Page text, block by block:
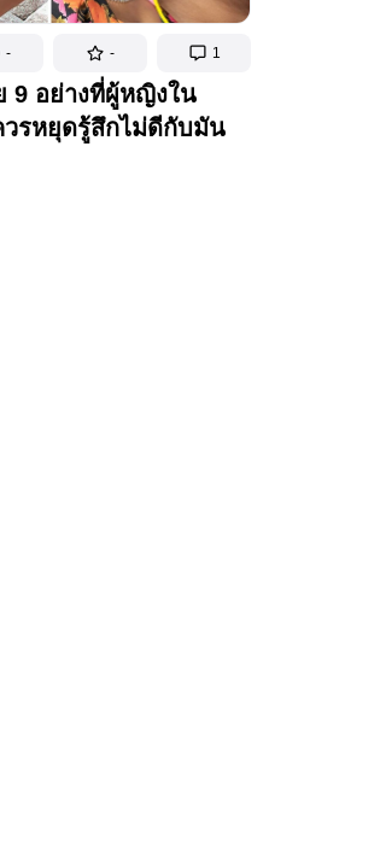
- - 1
9 อย่างที่ผู้หญิงใน
รหยุดรู้สึกไม่ดีกับมัน